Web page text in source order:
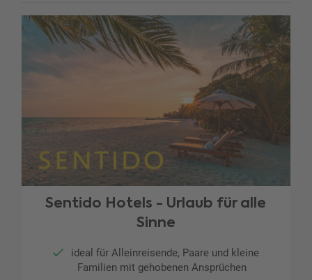
Sentido Hotels - Urlaub für alle
Sinne
ideal für Alleinreisende, Paare und kleine
Familien mit gehobenen Ansprüchen